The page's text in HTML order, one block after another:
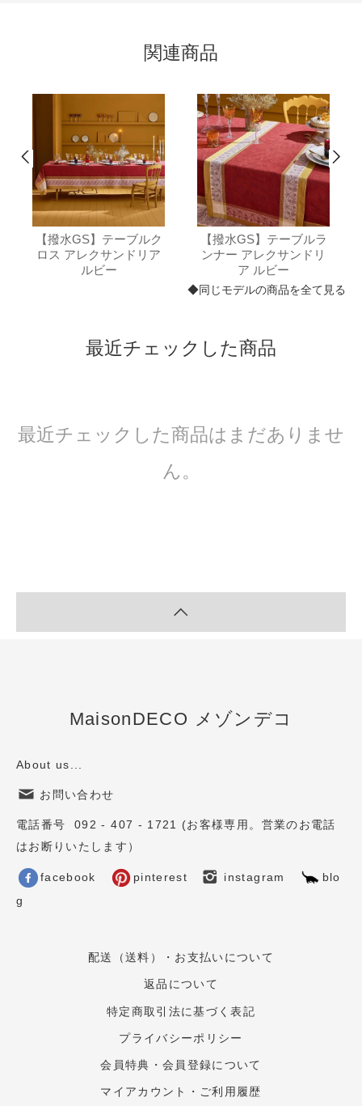
関連商品
【撥水GS】テーブルク
ロス アレクサンドリア
ルビー
【撥水GS】テーブルラ
ンナー アレクサンドリ
ア ルビー
◆同じモデルの商品を全て見る
最近チェックした商品
最近チェックした商品はまだありませ
ん。
MaisonDECO メゾンデコ
About us...
お問い合わせ
電話番号 092 - 407 - 1721 (お客様専用。営業のお電話
はお断りいたします）
facebook pinterest instagram
blo
g
配送（送料）・お支払いについて
返品について
特定商取引法に基づく表記
プライバシーポリシー
会員特典・会員登録について
マイアカウント・ご利用履歴